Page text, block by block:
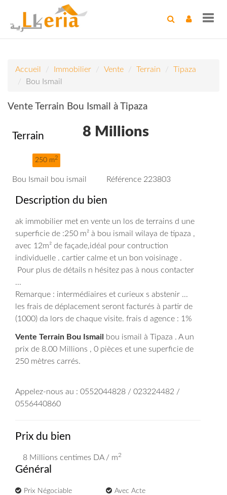
Accueil Immobilier Vente Terrain
Tipaza
Bou Ismail
Vente Terrain Bou Ismail à Tipaza
Terrain
250 m2
8 Millions
Bou Ismail bou ismail Référence 223803
Description du bien
ak immobilier met en vente un los de terrains d une
superficie de :250 m² à bou ismail wilaya de tipaza ,
avec 12m² de façade,idéal pour contruction
individuelle . cartier calme et un bon voisinage .
Pour plus de détails n hésitez pas à nous contacter
...
Remarque : intermédiaires et curieux s abstenir ...
les frais de déplacement seront facturés à partir de
(1000) da lors de chaque visite. frais d agence : 1%
Vente Terrain Bou Ismail
bou ismail à Tipaza . A un
prix de 8.00 Millions , 0 pièces et une superficie de
250 mètres carrés.
Appelez-nous au : 0552044828 / 023224482 /
0556440860
Prix du bien
8 Millions centimes DA/ m2
Général
Prix Négociable
Avec Acte